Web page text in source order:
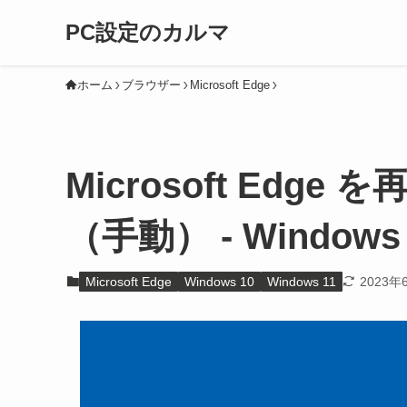
PC設定のカルマ
ホーム ブラウザー Microsoft Edge
Microsoft Edge を
（手動） -
Microsoft Edge Windows 10 Windows 11 2023年